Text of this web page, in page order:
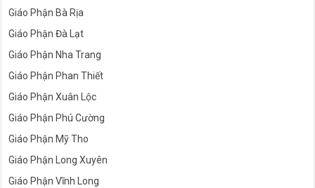
Giáo Phận Bà Rịa
Giáo Phận Đà Lạt
Giáo Phận Nha Trang
Giáo Phận Phan Thiết
Giáo Phận Xuân Lộc
Giáo Phận Phú Cường
Giáo Phận Mỹ Tho
Giáo Phận Long Xuyên
Giáo Phận Vĩnh Long